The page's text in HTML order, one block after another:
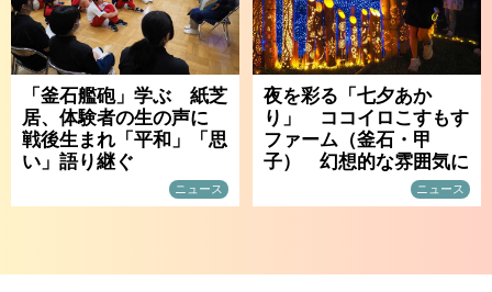
「釜石艦砲」学ぶ 紙芝
居、体験者の生の声に
戦後生まれ「平和」「思
い」語り継ぐ
ニュース
夜を彩る「七夕あか
り」 ココイロこすもす
ファーム（釜石・甲
子） 幻想的な雰囲気に
ニュース